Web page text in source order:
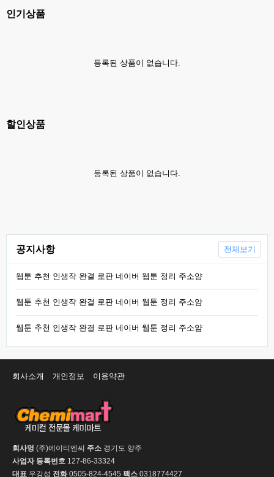
인기상품
등록된 상품이 없습니다.
할인상품
등록된 상품이 없습니다.
공지사항
웹툰 추천 인생작 완결 로판 네이버 웹툰 정리 주소얌
웹툰 추천 인생작 완결 로판 네이버 웹툰 정리 주소얌
웹툰 추천 인생작 완결 로판 네이버 웹툰 정리 주소얌
전체보기
회사소개 개인정보 이용약관
회사명 (주)에이티엔씨 주소 경기도 양주
사업자 등록번호 127-86-33324
대표 우강섭 전화0505-824-4545 팩스 0318774427